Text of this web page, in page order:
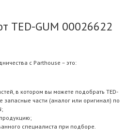
TED-GUM 00026622
с Parthouse – это:
в котором вы можете подобрать TED-
запасные части (аналог или оригинал) по
специалиста при подборе.